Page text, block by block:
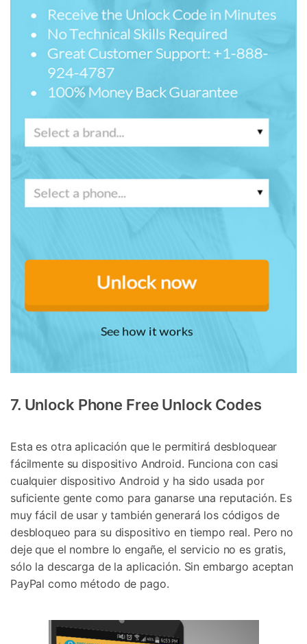
7. Unlock Phone Free Unlock Codes
Esta es otra aplicación que le permitirá desbloquear
fácilmente su dispositivo Android. Funciona con casi
cualquier dispositivo Android y ha sido usada por
suficiente gente como para ganarse una reputación. Es
muy fácil de usar y también generará los códigos de
desbloqueo para su dispositivo en tiempo real. Pero no
deje que el nombre lo engañe, el servicio no es gratis,
sólo la descarga de la aplicación. Sin embargo aceptan
PayPal como método de pago.
Abrir App Prueba Online